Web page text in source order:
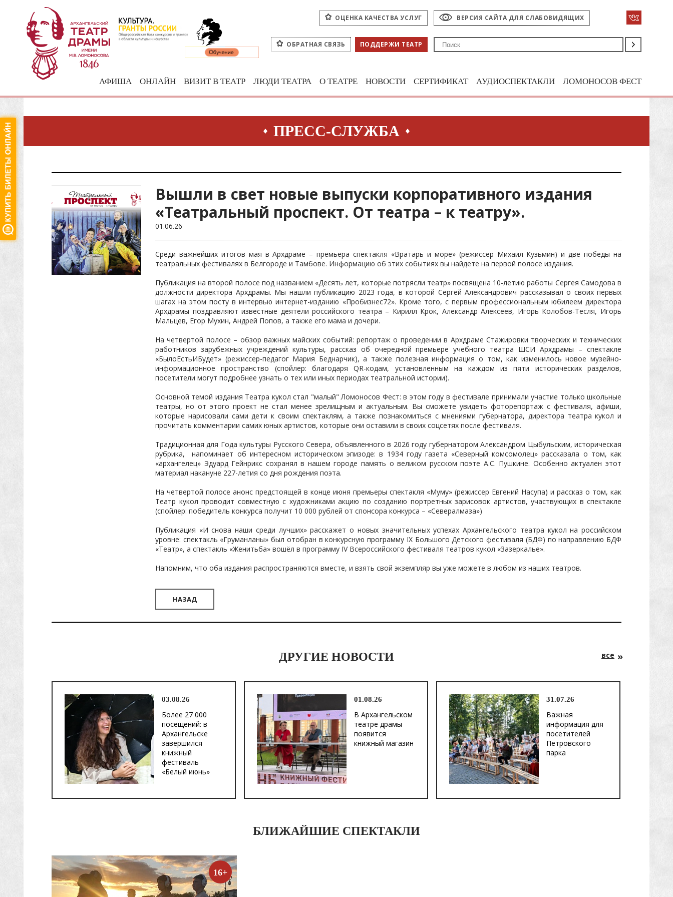
ОЦЕНКА КАЧЕСТВА УСЛУГ ВЕРСИЯ САЙТА ДЛЯ СЛАБОВИДЯЩИХ
ОБРАТНАЯ СВЯЗЬ ПОДДЕРЖИ ТЕАТР
АФИША ОНЛАЙН ВИЗИТ В ТЕАТР ЛЮДИ ТЕАТРА О ТЕАТРЕ НОВОСТИ СЕРТИФИКАТ АУДИОСПЕКТАКЛИ ЛОМОНОСОВ ФЕСТ
ПРЕСС-СЛУЖБА
Вышли в свет новые выпуски корпоративного издания
«Театральный проспект. От театра – к театру».
01.06.26
Среди важнейших итогов мая в Архдраме – премьера спектакля «Вратарь и море» (режиссер Михаил Кузьмин) и две победы на
театральных фестивалях в Белгороде и Тамбове. Информацию об этих событиях вы найдете на первой полосе издания.
Публикация на второй полосе под названием «Десять лет, которые потрясли театр» посвящена 10-летию работы Сергея Самодова в
должности директора Архдрамы. Мы нашли публикацию 2023 года, в которой Сергей Александрович рассказывал о своих первых
шагах на этом посту в интервью интернет-изданию «Пробизнес72». Кроме того, с первым профессиональным юбилеем директора
Архдрамы поздравляют известные деятели российского театра – Кирилл Крок, Александр Алексеев, Игорь Колобов-Тесля, Игорь
Мальцев, Егор Мухин, Андрей Попов, а также его мама и дочери.
На четвертой полосе – обзор важных майских событий: репортаж о проведении в Архдраме Стажировки творческих и технических
работников зарубежных учреждений культуры, рассказ об очередной премьере учебного театра ШСИ Архдрамы – спектакле
«БылоЕстьИБудет» (режиссер-педагог Мария Беднарчик), а также полезная информация о том, как изменилось новое музейно-
информационное пространство (спойлер: благодаря QR-кодам, установленным на каждом из пяти исторических разделов,
посетители могут подробнее узнать о тех или иных периодах театральной истории).
Основной темой издания Театра кукол стал "малый" Ломоносов Фест: в этом году в фестивале принимали участие только школьные
театры, но от этого проект не стал менее зрелищным и актуальным. Вы сможете увидеть фоторепортаж с фестиваля, афиши,
которые нарисовали сами дети к своим спектаклям, а также познакомиться с мнениями губернатора, директора театра кукол и
прочитать комментарии самих юных артистов, которые они оставили в своих соцсетях после фестиваля.
Традиционная для Года культуры Русского Севера, объявленного в 2026 году губернатором Александром Цыбульским, историческая
рубрика, напоминает об интересном историческом эпизоде: в 1934 году газета «Северный комсомолец» рассказала о том, как
«архангелец» Эдуард Гейнрикс сохранял в нашем городе память о великом русском поэте А.С. Пушкине. Особенно актуален этот
материал накануне 227-летия со дня рождения поэта.
На четвертой полосе анонс предстоящей в конце июня премьеры спектакля «Муму» (режиссер Евгений Насупа) и рассказ о том, как
Театр кукол проводит совместную с художниками акцию по созданию портретных зарисовок артистов, участвующих в спектакле
(спойлер: победитель конкурса получит 10 000 рублей от спонсора конкурса – «Севералмаза»)
Публикация «И снова наши среди лучших» расскажет о новых значительных успехах Архангельского театра кукол на российском
уровне: спектакль «Груманланы» был отобран в конкурсную программу IX Большого Детского фестиваля (БДФ) по направлению БДФ
«Театр», а спектакль «Женитьба» вошёл в программу IV Всероссийского фестиваля театров кукол «Зазеркалье».
Напомним, что оба издания распространяются вместе, и взять свой экземпляр вы уже можете в любом из наших театров.
НАЗАД
ДРУГИЕ НОВОСТИ все
03.08.26
Более 27 000
посещений: в
Архангельске
завершился
книжный
фестиваль
«Белый июнь»
01.08.26
В Архангельском
театре драмы
появится
книжный магазин
31.07.26
Важная
информация для
посетителей
Петровского
парка
БЛИЖАЙШИЕ СПЕКТАКЛИ
16+